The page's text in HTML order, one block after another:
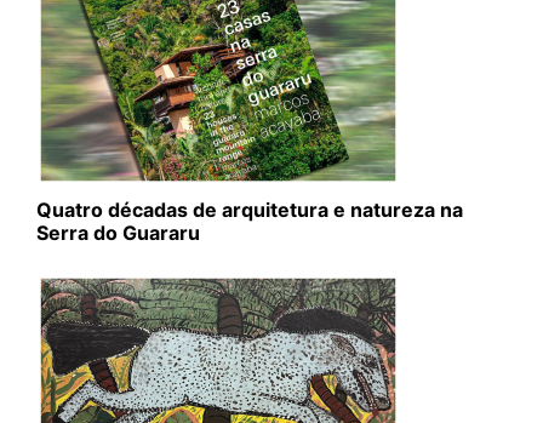
Quatro décadas de arquitetura e natureza na
Serra do Guararu